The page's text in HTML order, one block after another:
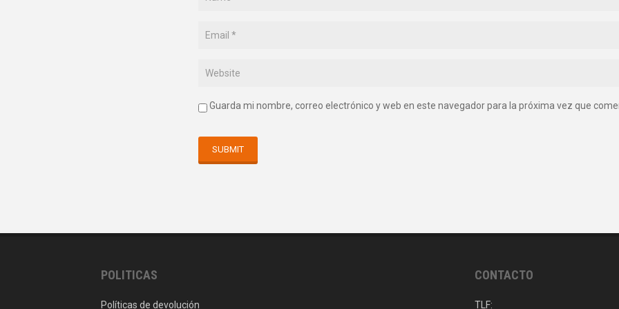
Guarda mi nombre, correo electrónico y web en este navegador para la próxima vez que
POLITICAS
Políticas de devolución
CONTACTO
TLF: